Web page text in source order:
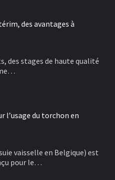
des avantages à
des stages de haute qualité
l’usage du torchon en
vaisselle en Belgique) est
pour le…